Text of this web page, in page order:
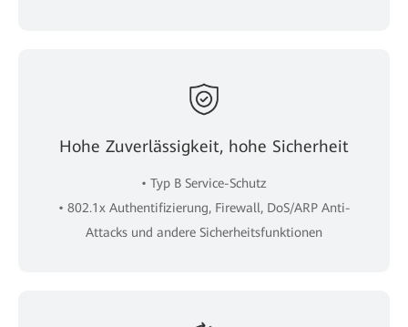
Hohe Zuverlässigkeit, hohe Sicherheit
• Typ B Service-Schutz
• 802.1x Authentifizierung, Firewall, DoS/ARP Anti-
Attacks und andere Sicherheitsfunktionen